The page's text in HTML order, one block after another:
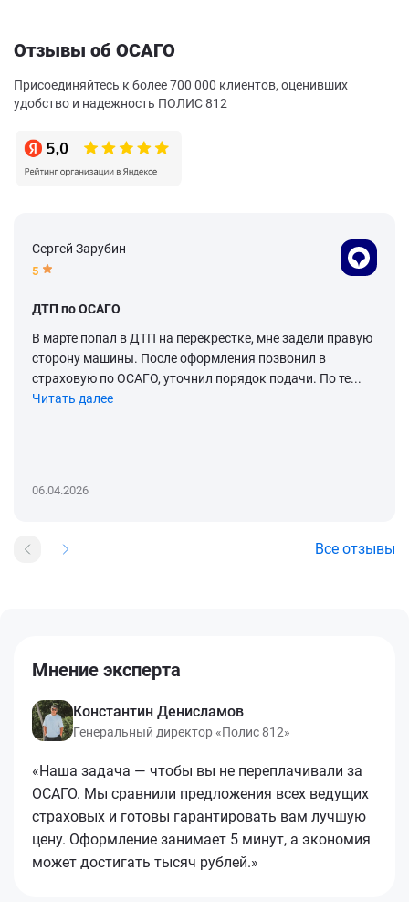
Отзывы об ОСАГО
Присоединяйтесь к более 700 000 клиентов, оценивших
удобство и надежность ПОЛИС 812
Сергей Зарубин
5
ДТП по ОСАГО
В марте попал в ДТП на перекрестке, мне задели правую
сторону машины. После оформления позвонил в
страховую по ОСАГО, уточнил порядок подачи. По те...
Читать далее
06.04.2026
Все отзывы
Мнение эксперта
Константин Денисламов
Генеральный директор «Полис 812»
«Наша задача — чтобы вы не переплачивали за
ОСАГО. Мы сравнили предложения всех ведущих
страховых и готовы гарантировать вам лучшую
цену. Оформление занимает 5 минут, а экономия
может достигать тысяч рублей.»